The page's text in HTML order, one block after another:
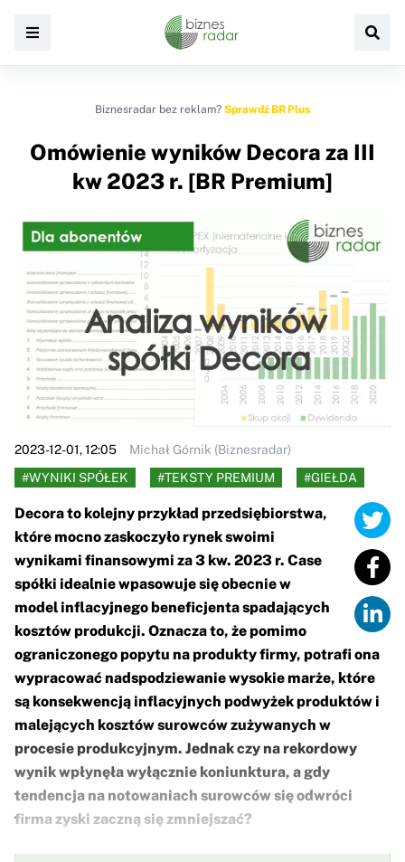
Biznesradar bez reklam? Sprawdź BR Plus
Omówienie wyników Decora za III
kw 2023 r. [BR Premium]
2023-12-01, 12:05
Michał Górnik (Biznesradar)
#WYNIKI SPÓŁEK
#TEKSTY PREMIUM #GIEŁDA
Decora to kolejny przykład przedsiębiorstwa,
które mocno zaskoczyło rynek swoimi
wynikami finansowymi za 3 kw. 2023 r. Case
spółki idealnie wpasowuje się obecnie w
model inflacyjnego beneficjenta spadających
kosztów produkcji. Oznacza to, że pomimo
ograniczonego popytu na produkty firmy, potrafi ona
wypracować nadspodziewanie wysokie marże, które
są konsekwencją inflacyjnych podwyżek produktów i
malejących kosztów surowców zużywanych w
procesie produkcyjnym. Jednak czy na rekordowy
wynik wpłynęła wyłącznie koniunktura, a gdy
tendencja na notowaniach surowców się odwróci
firma zyski zaczną się zmniejszać?